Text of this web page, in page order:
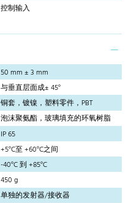
控制输入
50 mm ± 3 mm
与垂直层面成± 45°
铜套，镀镍，塑料零件，PBT
泡沫聚氨酯，玻璃填充的环氧树脂
IP 65
+5°C至 +60°C之间
-40°C 到 +85°C
450 g
单独的发射器/接收器